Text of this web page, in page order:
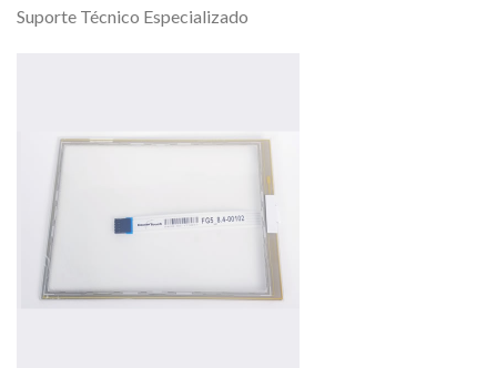
Suporte Técnico Especializado